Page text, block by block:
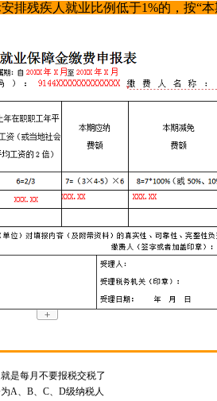
排残疾人就业比例低于1%的，按“
是每月不要报税交税了
A、B、C、D级纳税人